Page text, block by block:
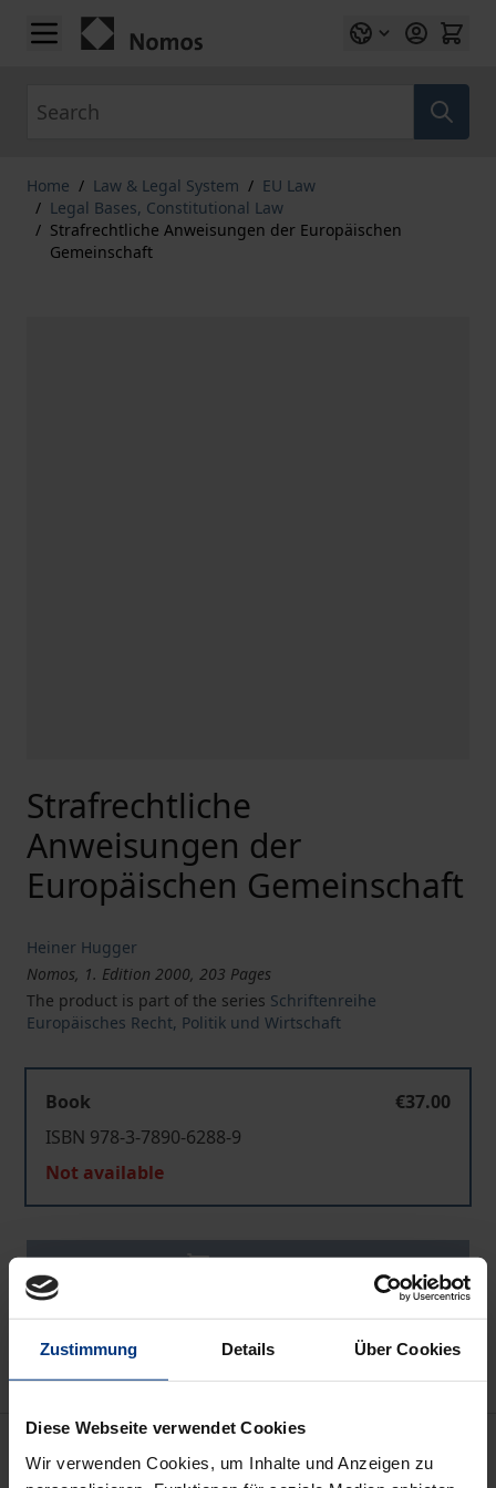
Zustimmung Details Über Cookies
Diese Webseite verwendet Cookies
Wir verwenden Cookies, um Inhalte und Anzeigen zu
Skip to Content
Home / Law & Legal System / EU Law
/ Legal Bases, Constitutional Law
/ Strafrechtliche Anweisungen der Europäischen
Gemeinschaft
Strafrechtliche
Anweisungen der
Europäischen Gemeinschaft
Heiner Hugger
Nomos, 1. Edition 2000, 203 Pages
The product is part of the series Schriftenreihe
Europäisches Recht, Politik und Wirtschaft
Book
€37.00
ISBN 978-3-7890-6288-9
Not available
Add to Cart
Add to Wish List
Description